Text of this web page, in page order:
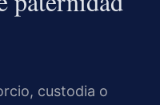
custodia o